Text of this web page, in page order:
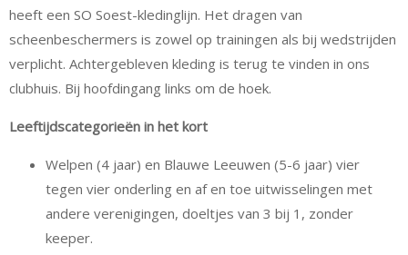
heeft een SO Soest-kledinglijn. Het dragen van
scheenbeschermers is zowel op trainingen als bij wedstrijden
verplicht. Achtergebleven kleding is terug te vinden in ons
clubhuis. Bij hoofdingang links om de hoek.
Leeftijdscategorieën in het kort
Welpen (4 jaar) en Blauwe Leeuwen (5-6 jaar) vier
tegen vier onderling en af en toe uitwisselingen met
andere verenigingen, doeltjes van 3 bij 1, zonder
keeper.